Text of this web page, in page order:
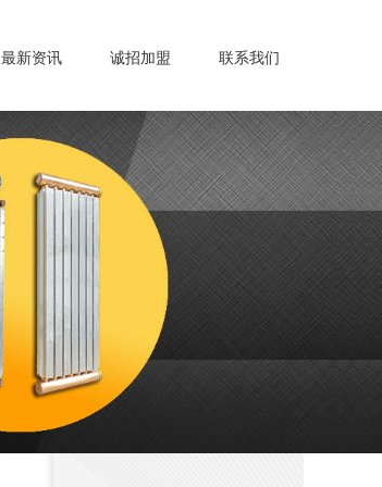
最新资讯 诚招加盟 联系我们